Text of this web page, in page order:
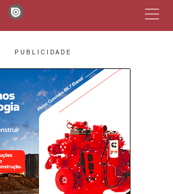
P U B L I C I D A D E